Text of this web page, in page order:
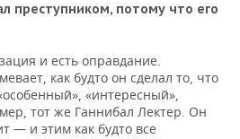
преступником, потому что его
и есть оправдание.
как будто он сделал то, что
«интересный»,
тот же Ганнибал Лектер. Он
— и этим как будто все